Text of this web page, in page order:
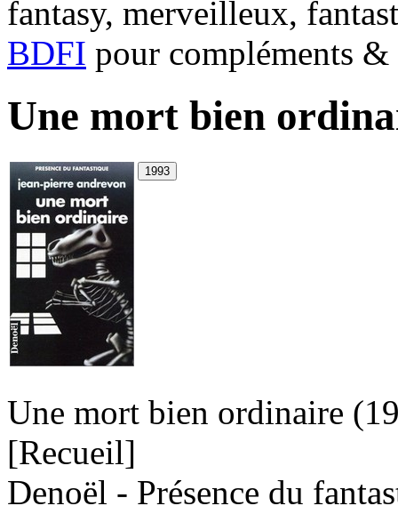
fantasy, merveilleux,
BDFI pour compléments
Une mort bien
Une mort bien ordinaire
[Recueil]
Denoël - Présence du